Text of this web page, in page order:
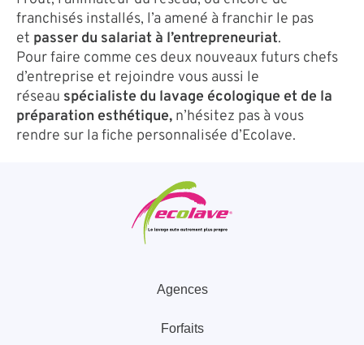
franchisés installés, l’a amené à franchir le pas
et passer du salariat à l’entrepreneuriat.
Pour faire comme ces deux nouveaux futurs chefs
d’entreprise et rejoindre vous aussi le
réseau spécialiste du lavage écologique et de la
préparation esthétique, n’hésitez pas à vous
rendre sur la fiche personnalisée d’Ecolave.
Agences
Forfaits